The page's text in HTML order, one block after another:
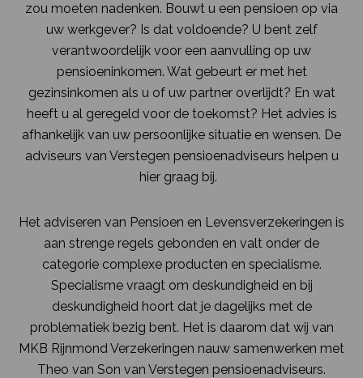
zou moeten nadenken. Bouwt u een pensioen op via
uw werkgever? Is dat voldoende? U bent zelf
verantwoordelijk voor een aanvulling op uw
pensioeninkomen. Wat gebeurt er met het
gezinsinkomen als u of uw partner overlijdt? En wat
heeft u al geregeld voor de toekomst? Het advies is
afhankelijk van uw persoonlijke situatie en wensen. De
adviseurs van Verstegen pensioenadviseurs helpen u
hier graag bij.
Het adviseren van Pensioen en Levensverzekeringen is
aan strenge regels gebonden en valt onder de
categorie complexe producten en specialisme.
Specialisme vraagt om deskundigheid en bij
deskundigheid hoort dat je dagelijks met de
problematiek bezig bent. Het is daarom dat wij van
MKB Rijnmond Verzekeringen nauw samenwerken met
Theo van Son van Verstegen pensioenadviseurs.